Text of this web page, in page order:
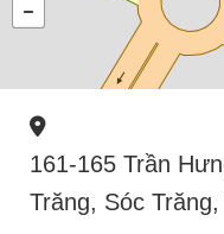
161-165 Trần
Trăng, Sóc